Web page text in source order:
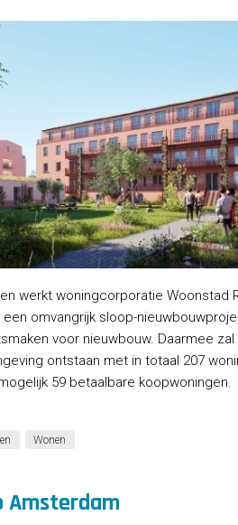
werkt woningcorporatie Woonstad
een omvangrijk sloop-
voor nieuwbouw. Daarmee zal
ontstaan met in totaal 207
59 betaalbare koopwoningen.
Wonen